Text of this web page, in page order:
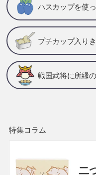
ハスカップを使
プチカップ入り
戦国武将に所縁
特集コラム